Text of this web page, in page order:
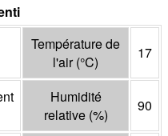
Température de
l'air(°C)
17
Humidité
relative (%)
90